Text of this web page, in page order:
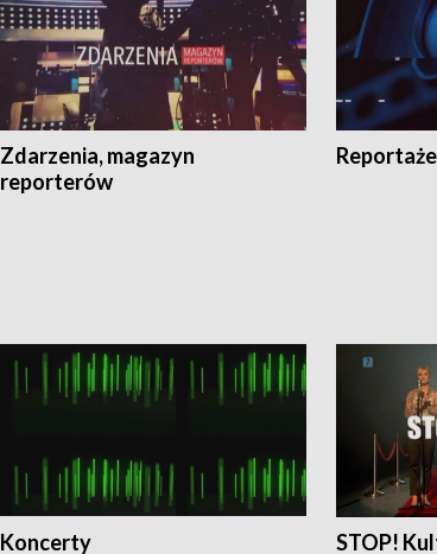
Zdarzenia, magazyn
reporterów
Koncerty STOP!